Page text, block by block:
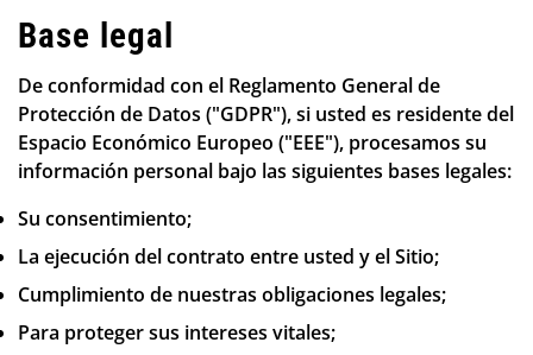
Base legal
De conformidad con el Reglamento General de
Protección de Datos ("GDPR"), si usted es residente del
Espacio Económico Europeo ("EEE"), procesamos su
información personal bajo las siguientes bases legales:
Su consentimiento;
La ejecución del contrato entre usted y el Sitio;
Cumplimiento de nuestras obligaciones legales;
Para proteger sus intereses vitales;